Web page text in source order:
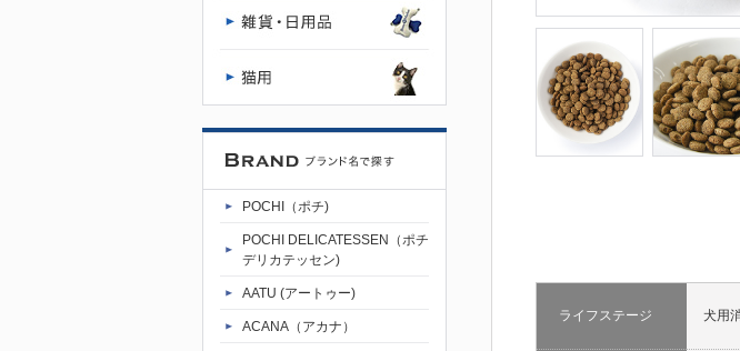
チ公式サイ
ト
POCHI（ポチ)
POCHI DELICATESSEN（ポチ
デリカテッセン)
AATU (アートゥー)
ACANA（アカナ）
ライフステージ 犬用